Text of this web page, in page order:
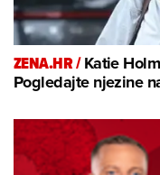
ZENA.HR /Katie
Pogledajte njezine